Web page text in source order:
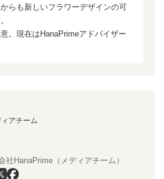
らも新しいフラワーデザインの可
。現在はHanaPrimeアドバイザー
アチーム
社HanaPrime（メディアチーム）